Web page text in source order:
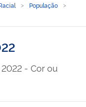
População
- Cor ou